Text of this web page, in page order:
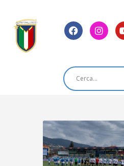
Home
News
Blog
Eventi